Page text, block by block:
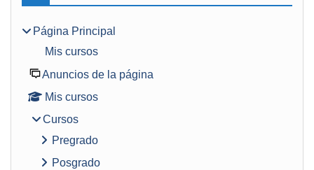
Página Principal
Mis cursos
Anuncios de la página
Mis cursos
Cursos
Pregrado
Posgrado